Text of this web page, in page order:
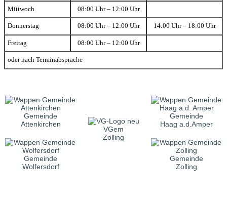
Mittwoch 08:00 Uhr – 12:00 Uhr
Donnerstag 08:00 Uhr – 12:00 Uhr 14:00 Uhr – 18:00 Uhr
Freitag 08:00 Uhr – 12:00 Uhr
oder nach Terminabsprache
Gemeinde
Attenkirchen
VGem
Zolling
Gemeinde
Haag a.d.Amper
Gemeinde
Wolfersdorf
Gemeinde
Zolling